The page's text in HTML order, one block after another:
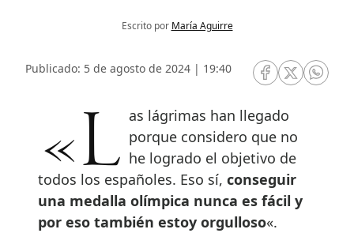
Escrito por María Aguirre
Publicado: 5 de agosto de 2024 | 19:40
RRSS Facebook
RRSSRRSS
«Las lágrimas han llegado porque considero que no
he logrado el objetivo de
todos los españoles. Eso sí, conseguir
una medalla olímpica nunca es fácil y
por eso también estoy orgulloso«.